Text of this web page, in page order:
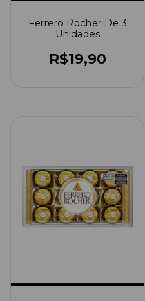
Ferrero Rocher De 3
Unidades
R$19,90